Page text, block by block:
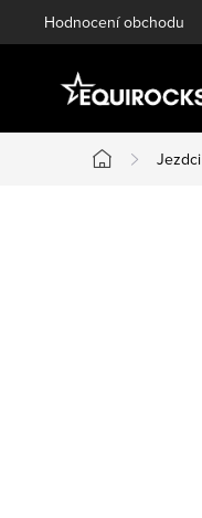
na
Hodnocení obchodu
Domů
Jezdci